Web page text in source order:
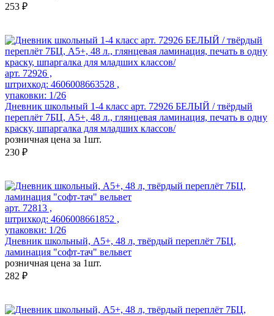
253 ₽
арт. 72926 ,
штрихкод: 4606008663528 ,
упаковки: 1/26
Дневник школьный 1-4 класс арт. 72926 БЕЛЫЙ / твёрдый
переплёт 7БЦ, А5+, 48 л., глянцевая ламинация, печать в одну
краску, шпаргалка для младших классов/
розничная цена за 1шт.
230 ₽
арт. 72813 ,
штрихкод: 4606008661852 ,
упаковки: 1/26
Дневник школьный, А5+, 48 л, твёрдый переплёт 7БЦ,
ламинация "софт-тач" вельвет
розничная цена за 1шт.
282 ₽